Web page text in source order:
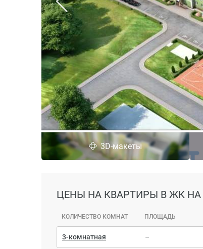
3D-макеты
ЦЕНЫ НА КВАРТИРЫ В ЖК НА
КОЛИЧЕСТВО КОМНАТ ПЛОЩАДЬ
3-комнатная –